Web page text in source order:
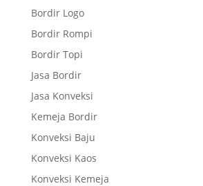
Bordir Logo
Bordir Rompi
Bordir Topi
Jasa Bordir
Jasa Konveksi
Kemeja Bordir
Konveksi Baju
Konveksi Kaos
Konveksi Kemeja